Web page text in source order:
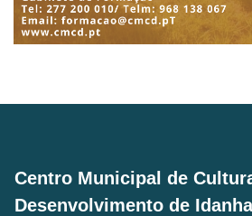
Centro Municipal de
Desenvolvimento de